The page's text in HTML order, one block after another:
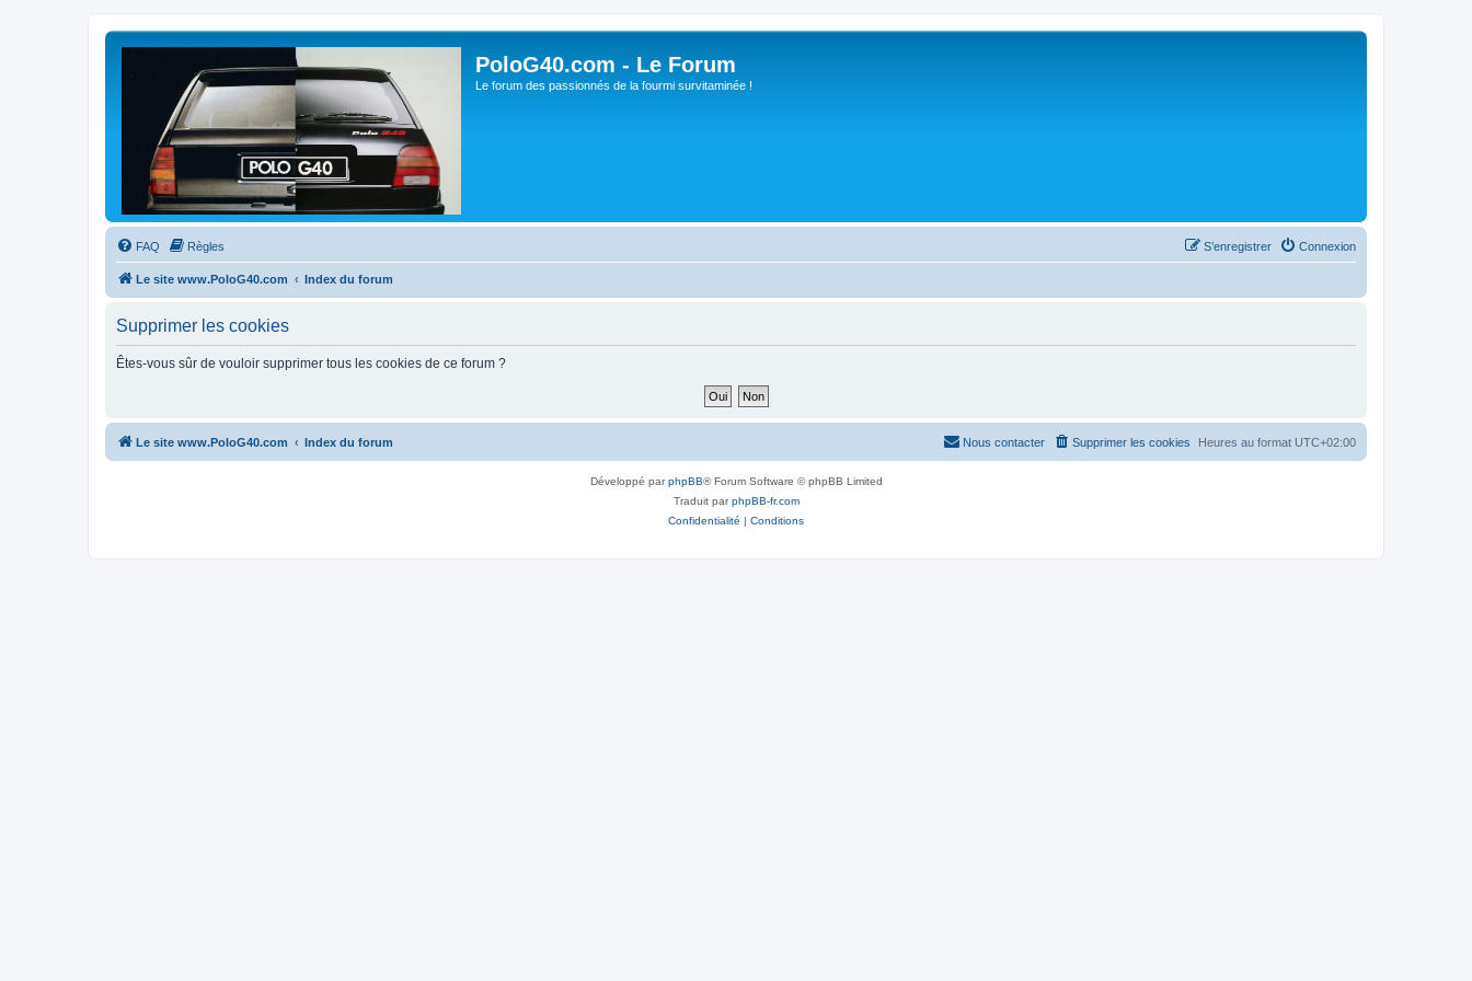
PoloG40.com - Le Forum
Le forum des passionnés de la fourmi survitaminée !
FAQ Règles Connexion
S’enregistrer
Le site www.PoloG40.com Index du forum
Supprimer les cookies
Êtes-vous sûr de vouloir supprimer tous les cookies de ce forum ?
Le site www.PoloG40.com Index du forum Heures au format UTC+02:00
Supprimer les cookies
Nous contacter
Développé parphpBB® Forum Software © phpBB Limited
Traduit parphpBB-fr.com
Confidentialité | Conditions